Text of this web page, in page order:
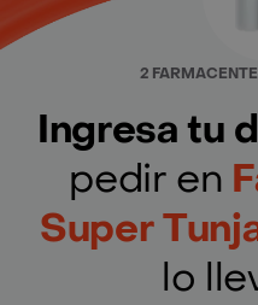
2
Ingresa tu
pedir en
Super
lo